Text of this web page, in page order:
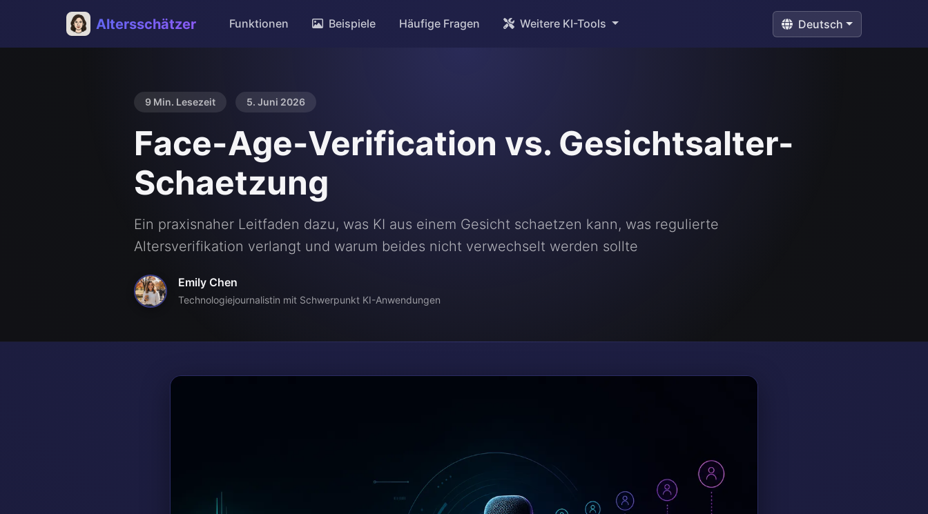
Altersschätzer Funktionen Beispiele Häufige Fragen Weitere KI-Tools Deutsch
9 Min. Lesezeit 5. Juni 2026
Face-Age-Verification vs. Gesichtsalter-
Schaetzung
Ein praxisnaher Leitfaden dazu, was KI aus einem Gesicht schaetzen kann, was regulierte
Altersverifikation verlangt und warum beides nicht verwechselt werden sollte
Emily Chen
Technologiejournalistin mit Schwerpunkt KI-Anwendungen